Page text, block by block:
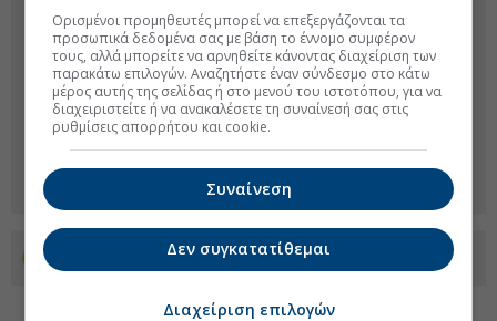
Προσθέστε το euro2day.gr στο Discover
Ορισμένοι προμηθευτές μπορεί να επεξεργάζονται τα
προσωπικά δεδομένα σας με βάση το έννομο συμφέρον
τους, αλλά μπορείτε να αρνηθείτε κάνοντας διαχείριση των
παρακάτω επιλογών. Αναζητήστε έναν σύνδεσμο στο κάτω
μέρος αυτής της σελίδας ή στο μενού του ιστοτόπου, για να
διαχειριστείτε ή να ανακαλέσετε τη συναίνεσή σας στις
ρυθμίσεις απορρήτου και cookie.
Συναίνεση
Δεν συγκατατίθεμαι
Διαχείριση επιλογών